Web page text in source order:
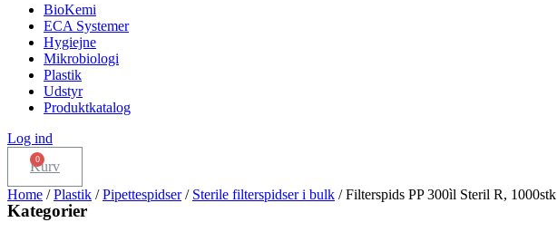
BioKemi
ECA Systemer
Hygiejne
Mikrobiologi
Plastik
Udstyr
Produktkatalog
Log ind
Kurv
Home /Plastik /Pipettespidser/ Sterile filterspidser i bulk / Filterspids PP 300ìl Steril R, 1000stk
Kategorier